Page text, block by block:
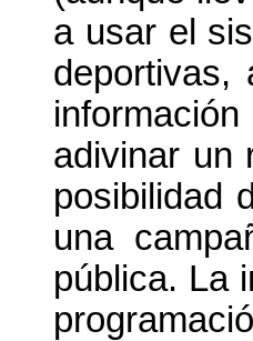
a usar el
deportivas,
adivinar un
posibilidad
una
pública. La